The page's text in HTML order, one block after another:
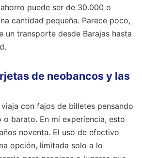
puede ser de 30.000 o
cantidad pequeña. Parece poco,
un transporte desde Barajas hasta
de neobancos y las
con fajos de billetes pensando
o barato. En mi experiencia, esto
noventa. El uso de efectivo
opción, limitada solo a lo